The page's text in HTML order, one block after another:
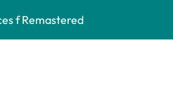
f Remastered
MAGNOLIA Bloom in the mist